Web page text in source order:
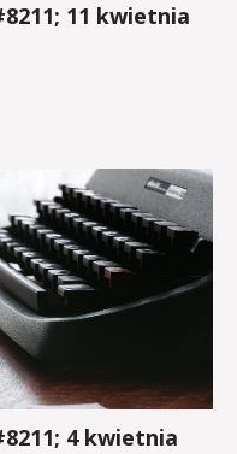
11 kwietnia
4 kwietnia